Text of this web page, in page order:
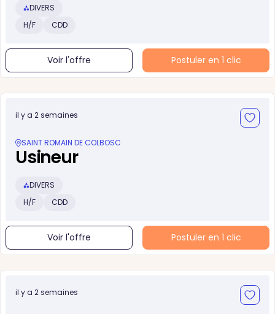
DIVERS
H/F
CDD
Voir l'offre Postuler en 1 clic
il y a 2 semaines
SAINT ROMAIN DE COLBOSC
Usineur
DIVERS
H/F
CDD
Voir l'offre Postuler en 1 clic
il y a 2 semaines